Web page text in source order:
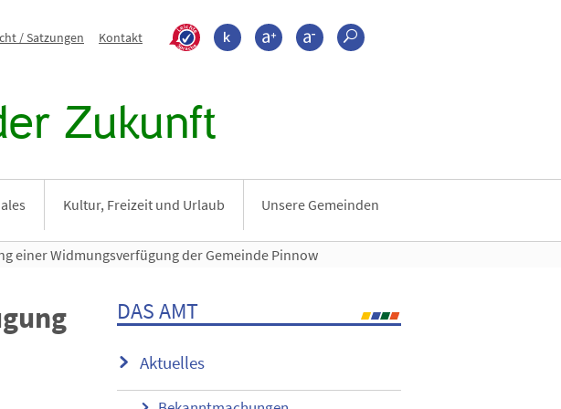
/ Satzungen Kontakt >???leichte_sprache???
KontrastSchrift größerSchrift kleiner
Suche
Zukunft
Kultur, Freizeit und Urlaub Unsere Gemeinden
einer Widmungsverfügung der Gemeinde Pinnow
DAS AMT
Aktuelles